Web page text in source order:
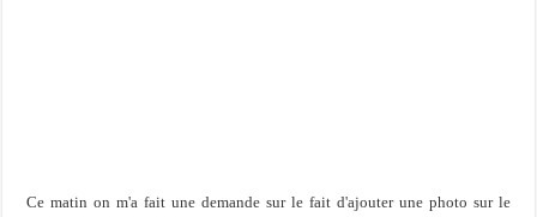
Ce matin on m'a fait une demande sur le fait d'ajouter une photo sur le